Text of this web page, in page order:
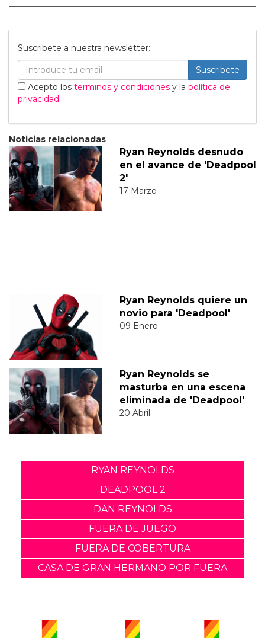
Suscribete a nuestra newsletter:
Suscribete
Acepto los terminos y condiciones y la política de
privacidad.
Noticias relacionadas
Ryan Reynolds desnudo
en el avance de 'Deadpool
2'
17 Marzo
Ryan Reynolds quiere un
novio para 'Deadpool'
09 Enero
Ryan Reynolds se
masturba en una escena
eliminada de 'Deadpool'
20 Abril
RYAN REYNOLDS
DEADPOOL 2
DAN REYNOLDS
FUERA DE JUEGO
FUERA DE COBERTURA
CASA DE GRAN HERMANO POR FUERA